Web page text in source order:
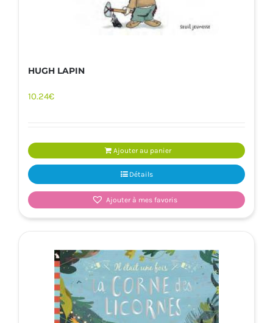
HUGH LAPIN
10.24€
Ajouter au panier
Détails
Ajouter à mes favoris